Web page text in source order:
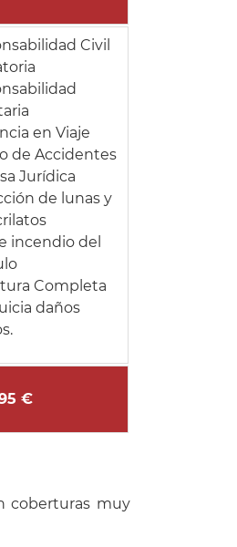
Civil
en Viaje
de Accidentes
Jurídica
de lunas y
incendio del
Completa
daños
€
coberturas muy